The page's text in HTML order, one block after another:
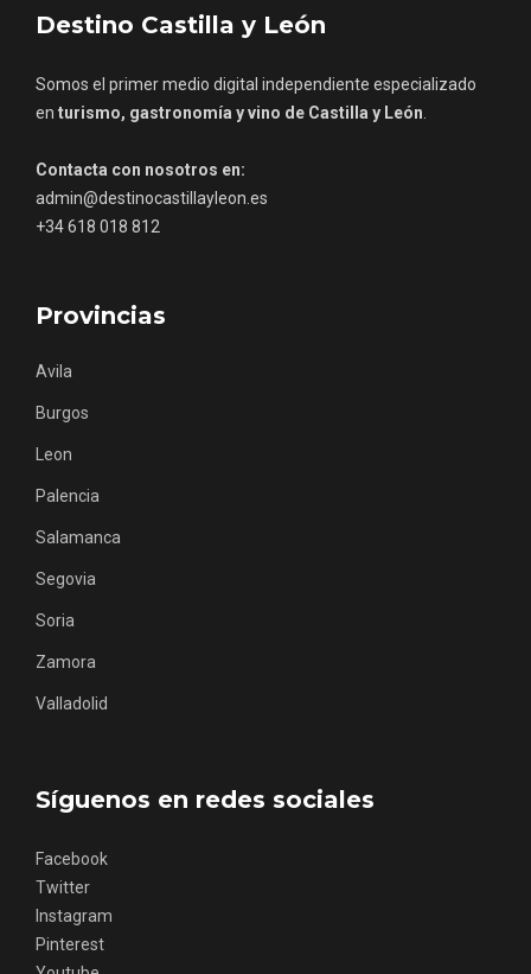
Destino Castilla y León
Somos el primer medio digital independiente especializado
en turismo, gastronomía y vino de Castilla y León
Contacta con nosotros en:
admin@destinocastillayleon.es
+34 618 018 812
Provincias
Avila
Burgos
Leon
Palencia
Salamanca
Segovia
Soria
Zamora
Valladolid
Síguenos en redes sociales
Facebook
Twitter
Instagram
Pinterest
Feria del Vino de Toro 2026; descubre